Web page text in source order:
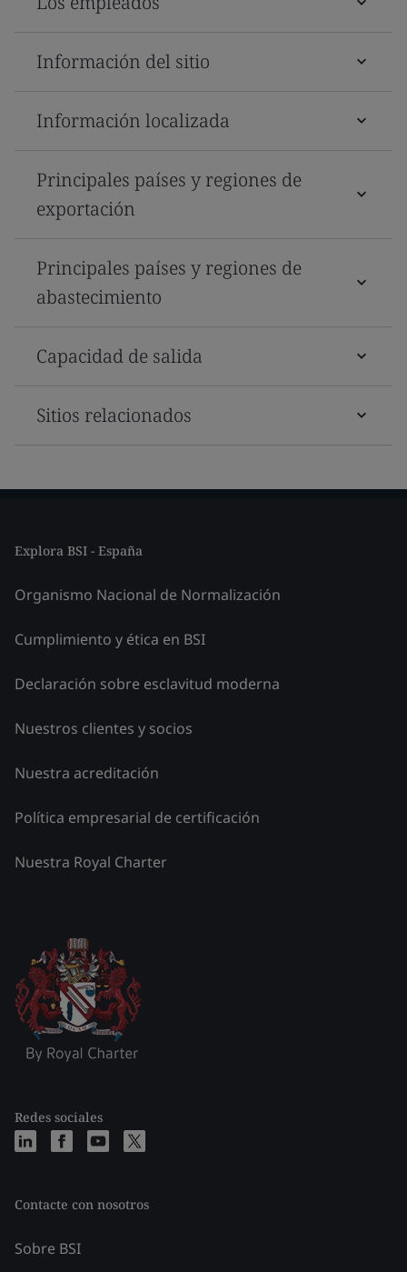
Información del sitio
Información localizada
Principales países y regiones de
exportación
Principales países y regiones de
abastecimiento
Capacidad de salida
Sitios relacionados
Explora BSI - España
Organismo Nacional de Normalización
Cumplimiento y ética en BSI
Declaración sobre esclavitud moderna
Nuestros clientes y socios
Nuestra acreditación
Política empresarial de certificación
Nuestra Royal Charter
Redes sociales
Contacte con nosotros
Sobre BSI